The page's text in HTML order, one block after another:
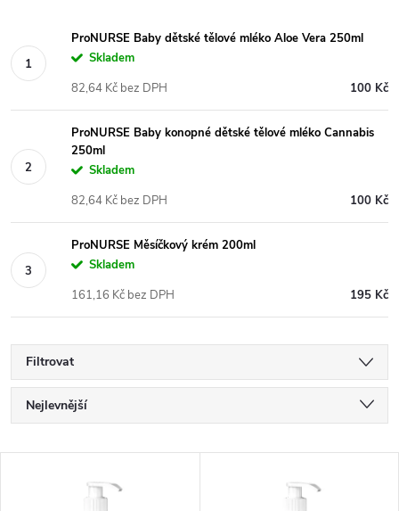
ProNURSE Baby dětské tělové mléko Aloe Vera 250ml
Skladem
100 Kč
82,64 Kč bez DPH
ProNURSE Baby konopné dětské tělové mléko Cannabis
250ml
Skladem
100 Kč
82,64 Kč bez DPH
ProNURSE Měsíčkový krém 200ml
Skladem
195 Kč
161,16 Kč bez DPH
Filtrovat
Ř
a
Nejlevnější